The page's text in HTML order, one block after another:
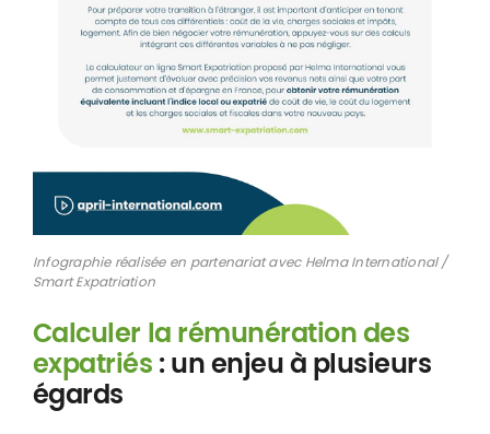
Infographie réalisée en partenariat avec Helma International /
Smart Expatriation
Calculer la rémunération des
expatriés : un enjeu à plusieurs
égards